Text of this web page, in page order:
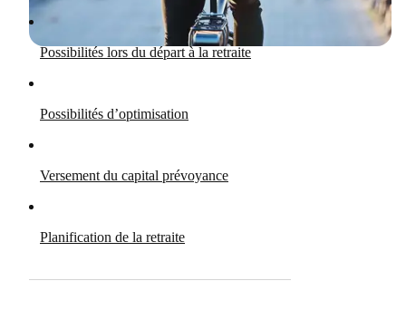
Possibilités lors du départ à la retraite
Possibilités d’optimisation
Versement du capital prévoyance
Planification de la retraite